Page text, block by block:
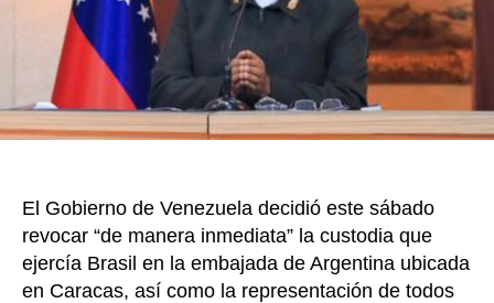
de
El Gobierno de Venezuela decidió este sábado
revocar “de manera inmediata” la custodia que
ejercía Brasil en la embajada de Argentina ubicada
en Caracas, así como la representación de todos